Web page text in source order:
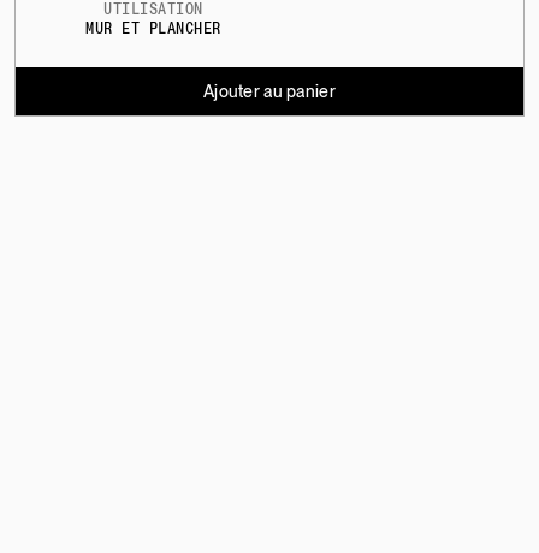
UTILISATION
MUR ET PLANCHER
Ajouter au panier